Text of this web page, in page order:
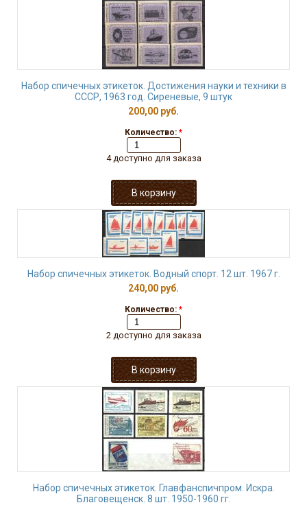
Набор спичечных этикеток. Достижения науки и техники в
СССР, 1963 год. Сиреневые, 9 штук
200,00 руб.
Количество: *
4 доступно для заказа
Набор спичечных этикеток. Водный спорт. 12 шт. 1967 г.
240,00 руб.
Количество: *
2 доступно для заказа
Набор спичечных этикеток. Главфанспичпром. Искра.
Благовещенск. 8 шт. 1950-1960 гг.